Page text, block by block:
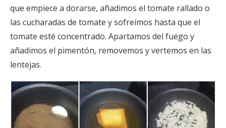
que empiece a dorarse, añadimos el tomate rallado o
las cucharadas de tomate y sofreímos hasta que el
tomate esté concentrado. Apartamos del fuego y
añadimos el pimentón, removemos y vertemos en las
lentejas.